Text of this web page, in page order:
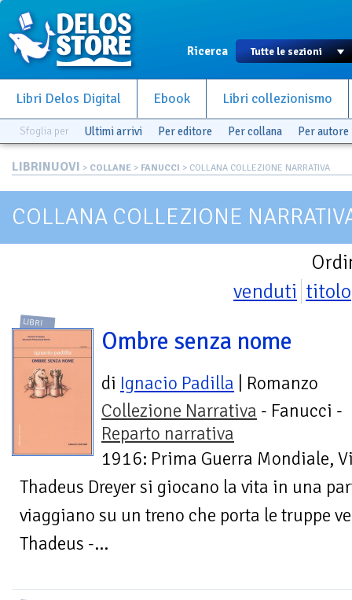
Ricerca
Libri Delos Digital Ebook Libri collezionismo
Sfoglia per Ultimi arrivi Per editore Per collana Per autore
LIBRINUOVI > COLLANE > FANUCCI > COLLANA COLLEZIONE NARRATIVA
COLLANA COLLEZIONE
venduti titolo
LIBRI
Ombre senza nome
di Ignacio Padilla | Romanzo
Collezione Narrativa - Fanucci -
Reparto narrativa
1916: Prima Guerra Mondiale,
Thadeus Dreyer si giocano la vita in una
viaggiano su un treno che porta le truppe
Thadeus -...